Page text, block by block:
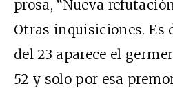
prosa, “Nueva
Otras inquisiciones. Es
del 23 aparece el
52 y solo por esa